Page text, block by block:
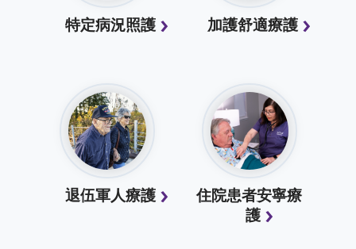
特定病況照護 加護舒適療護
退伍軍人療護
住院患者安寧療
護